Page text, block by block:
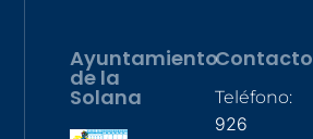
Ayuntamiento
de la
Solana
Contacto
Teléfono:
926